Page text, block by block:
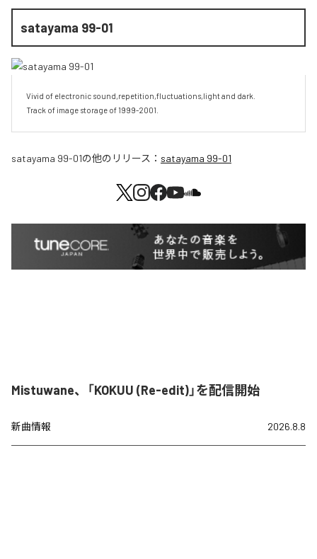
satayama 99-01
Vivid of electronic sound,repetition,fluctuations,light and dark.
Track of image storage of 1999-2001.
satayama 99-01の他のリリース： satayama 99-01
Mistuwane、「KOKUU (Re-edit)」を配信開始
新曲情報 2026.8.8